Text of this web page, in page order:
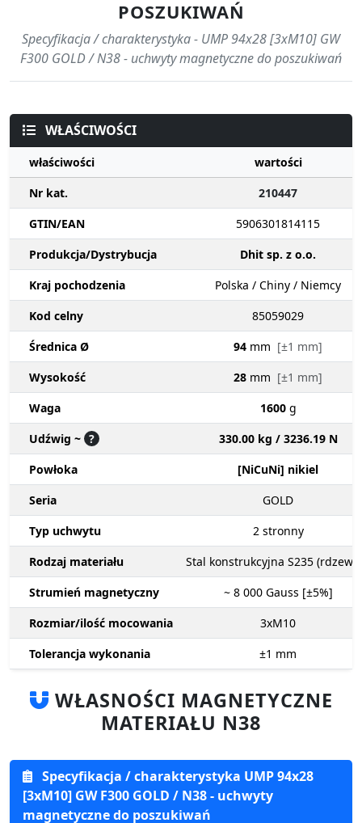
POSZUKIWAŃ
Specyfikacja / charakterystyka - UMP 94x28 [3xM10] GW
F300 GOLD / N38 - uchwyty magnetyczne do poszukiwań
WŁAŚCIWOŚCI
właściwości
wartości
Nr kat.
210447
GTIN/EAN
5906301814115
Produkcja/Dystrybucja
Dhit sp. z o.o.
Kraj pochodzenia
Polska / Chiny / Niemcy
Kod celny
85059029
Średnica Ø
94 mm [±1 mm]
Wysokość
28 mm [±1 mm]
Waga
1600 g
Udźwig ~ ?
330.00 kg / 3236.19 N
Powłoka
[NiCuNi] nikiel
Seria
GOLD
Typ uchwytu
2 stronny
Rodzaj materiału
Stal konstrukcyjna S235
Strumień magnetyczny
~ 8 000 Gauss [±5%]
Rozmiar/ilość mocowania
3xM10
Tolerancja wykonania
±1 mm
WŁASNOŚCI MAGNETYCZNE
MATERIAŁU N38
Specyfikacja / charakterystyka UMP 94x28
[3xM10] GW F300 GOLD / N38 - uchwyty
magnetyczne do poszukiwań